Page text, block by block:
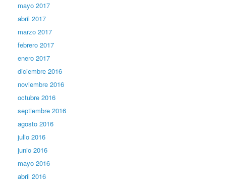
mayo 2017
abril 2017
marzo 2017
febrero 2017
enero 2017
diciembre 2016
noviembre 2016
octubre 2016
septiembre 2016
agosto 2016
julio 2016
junio 2016
mayo 2016
abril 2016